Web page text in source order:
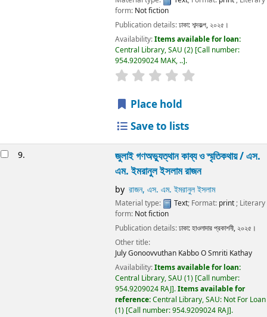
form: Not fiction
Publication details:ঢাকা:শব্দকল্প,২০২৫।
Availability:Items available for loan:
Central Library, SAU (2) Call number:
954.9209024 MAK, .. .
Place hold
Save to lists
9. জুলাই গণঅভ্যুত্থান কাব্য ও স্মৃতিকথায় /এস.
এম. ইমরানুল ইসলাম রাজন
by রাজন, এস. এম. ইমরানুল ইসলাম
Material type: Text; Format: print; Literary
form: Not fiction
Publication details:ঢাকা:হাওলাদার প্রকাশনী,২০২৫।
Other title:
July Gonoovvuthan Kabbo O Smriti Kathay
Availability:Items available for loan:
Central Library, SAU (1) Call number:
954.9209024 RAJ .Items available for
reference:Central Library, SAU: Not For Loan
(1) Call number:954.9209024 RAJ .